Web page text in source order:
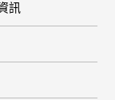
訊